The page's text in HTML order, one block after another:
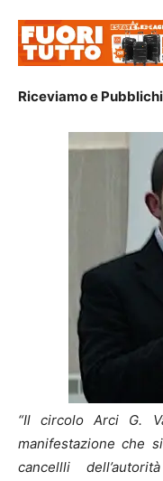
Riceviamo e
“Il circolo Arci G.
manifestazione che
cancellli